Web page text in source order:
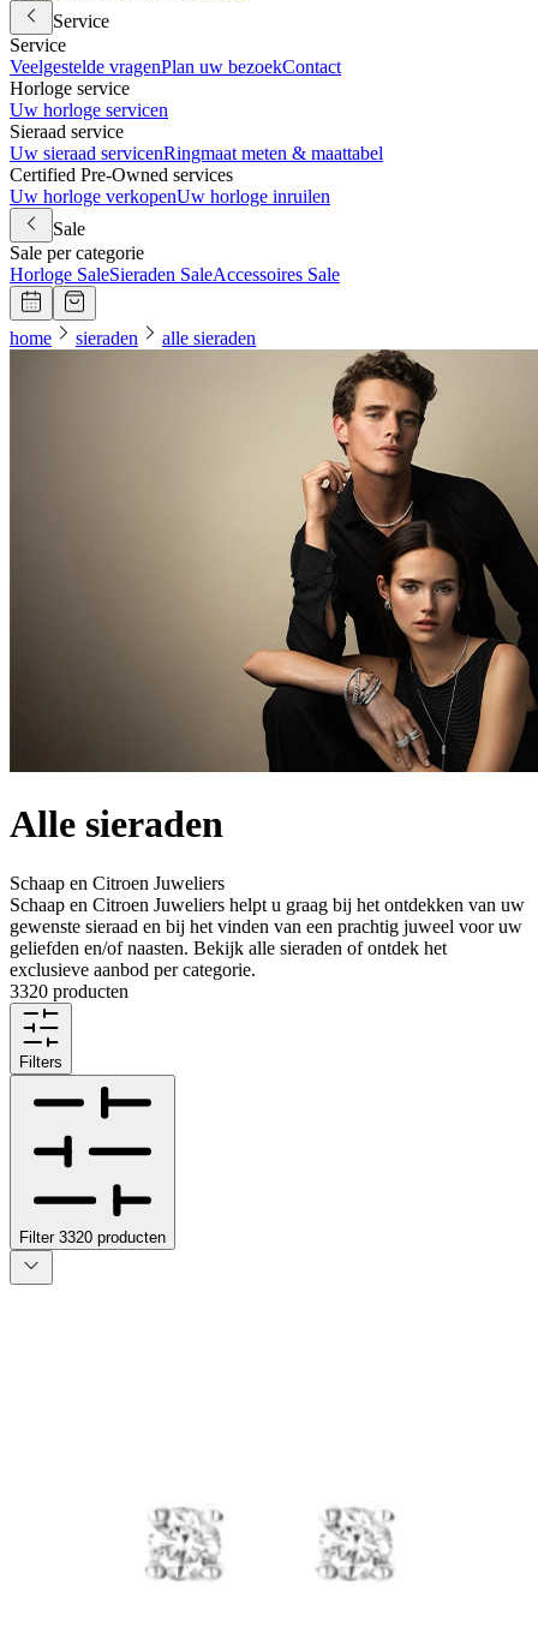
Service
Service
Veelgestelde vragenPlan uw bezoekContact
Horloge service
Uw horloge servicen
Sieraad service
Uw sieraad servicenRingmaat meten & maattabel
Certified Pre-Owned services
Uw horloge verkopenUw horloge inruilen
Sale
Sale per categorie
Horloge SaleSieraden SaleAccessoires Sale
home sieraden alle sieraden
Alle sieraden
Schaap en Citroen Juweliers
Schaap en Citroen Juweliers helpt u graag bij het ontdekken van uw
gewenste sieraad en bij het vinden van een prachtig juweel voor uw
geliefden en/of naasten. Bekijk alle sieraden of ontdek het
exclusieve aanbod per categorie.
3320 producten
Filters
Filter 3320 producten